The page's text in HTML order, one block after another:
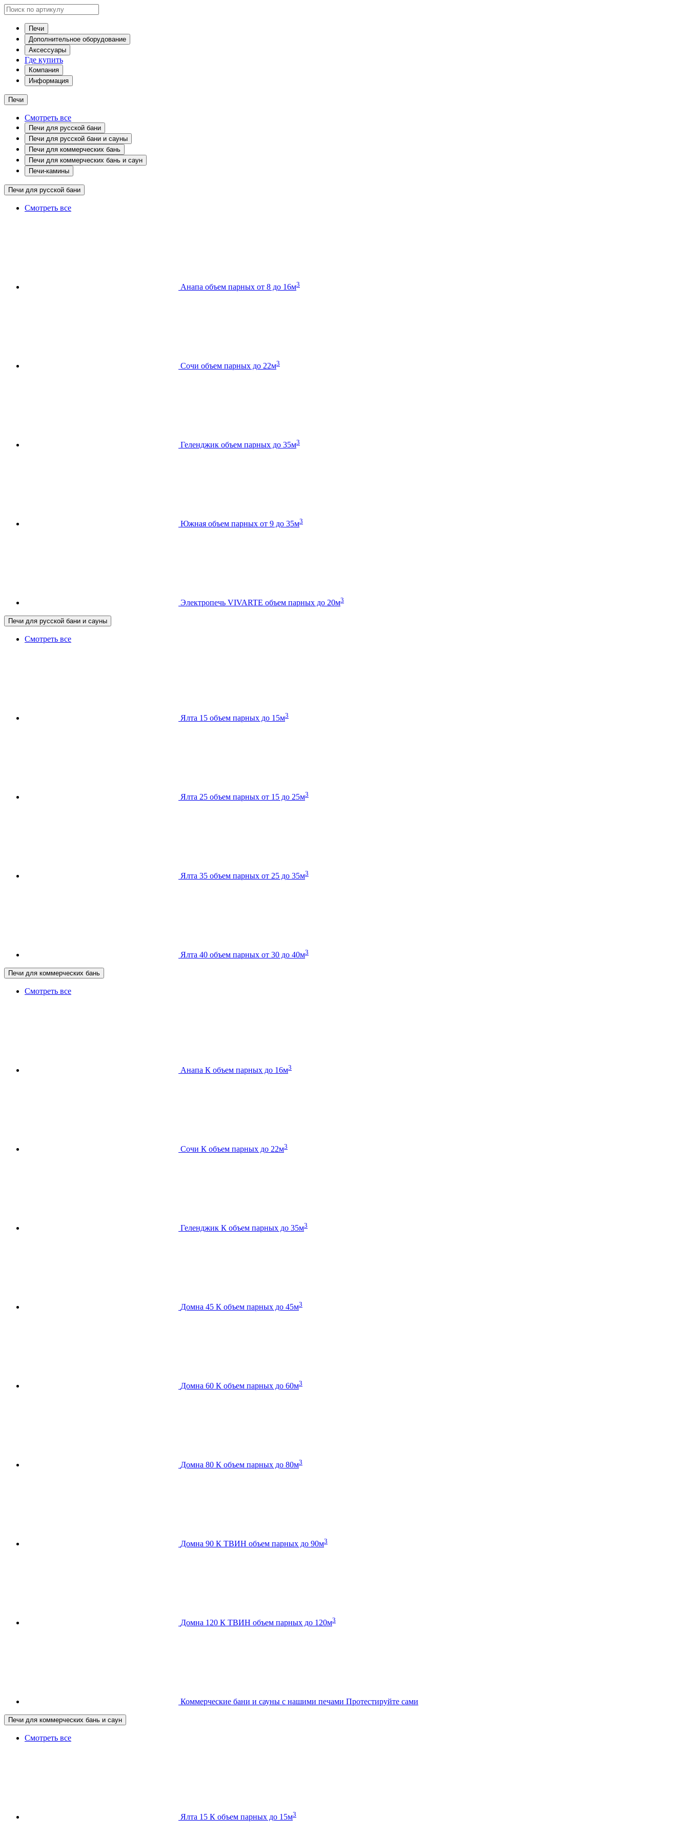
Печи
Дополнительное оборудование
Аксессуары
Где купить
Компания
Информация
Печи
Смотреть все
Печи для русской бани
Печи для русской бани и сауны
Печи для коммерческих бань
Печи для коммерческих бань и саун
Печи-камины
Печи для русской бани
Смотреть все
Анапа объем парных от 8 до 16м3
Сочи объем парных до 22м3
Геленджик объем парных до 35м3
Южная объем парных от 9 до 35м3
Электропечь VIVARTE объем парных до 20м3
Печи для русской бани и сауны
Смотреть все
Ялта 15 объем парных до 15м3
Ялта 25 объем парных от 15 до 25м3
Ялта 35 объем парных от 25 до 35м3
Ялта 40 объем парных от 30 до 40м3
Печи для коммерческих бань
Смотреть все
Анапа К объем парных до 16м3
Сочи К объем парных до 22м3
Геленджик К объем парных до 35м3
Домна 45 К объем парных до 45м3
Домна 60 К объем парных до 60м3
Домна 80 К объем парных до 80м3
Домна 90 К ТВИН объем парных до 90м3
Домна 120 К ТВИН объем парных до 120м3
Коммерческие бани и сауны с нашими печами Протестируйте сами
Печи для коммерческих бань и саун
Смотреть все
Ялта 15 К объем парных до 15м3